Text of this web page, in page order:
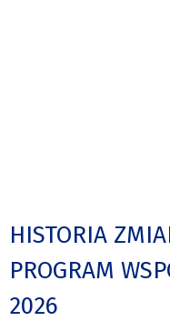
HISTORIA
PROGRAM
2026